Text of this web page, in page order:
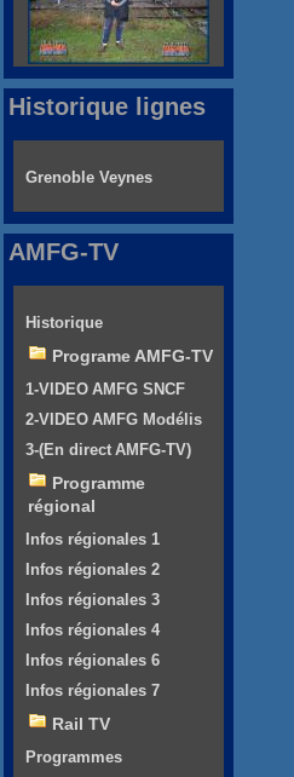
Historique lignes
Grenoble Veynes
AMFG-TV
Historique
Programe AMFG-TV
1-VIDEO AMFG SNCF
2-VIDEO AMFG Modélis
3-(En direct AMFG-TV)
Programme
régional
Infos régionales 1
Infos régionales 2
Infos régionales 3
Infos régionales 4
Infos régionales 6
Infos régionales 7
Rail TV
Programmes